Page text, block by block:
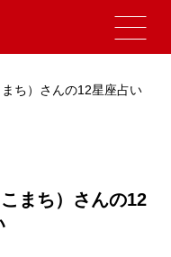
ち）さんの12星座占い
まち）さんの12